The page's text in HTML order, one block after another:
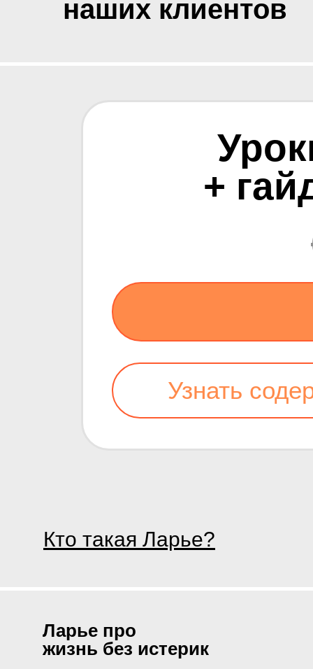
наших клиентов
Узнать
+
Кто такая Ларье?
Ларье про
жизнь без истерик